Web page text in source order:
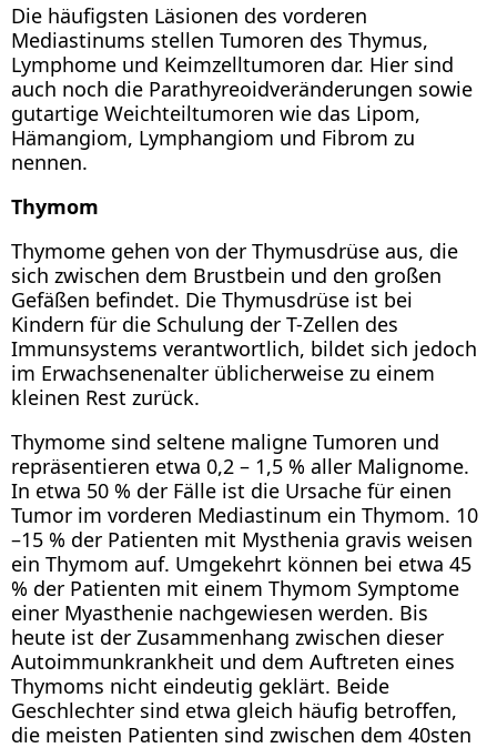
Die häufigsten Läsionen des vorderen
Mediastinums stellen Tumoren des Thymus,
Lymphome und Keimzelltumoren dar. Hier sind
auch noch die Parathyreoidveränderungen sowie
gutartige Weichteiltumoren wie das Lipom,
Hämangiom, Lymphangiom und Fibrom zu
nennen.
Thymom
Thymome gehen von der Thymusdrüse aus, die
sich zwischen dem Brustbein und den großen
Gefäßen befindet. Die Thymusdrüse ist bei
Kindern für die Schulung der T-Zellen des
Immunsystems verantwortlich, bildet sich jedoch
im Erwachsenenalter üblicherweise zu einem
kleinen Rest zurück.
Thymome sind seltene maligne Tumoren und
repräsentieren etwa 0,2 – 1,5 % aller Malignome.
In etwa 50 % der Fälle ist die Ursache für einen
Tumor im vorderen Mediastinum ein Thymom. 10
–15 % der Patienten mit Mysthenia gravis weisen
ein Thymom auf. Umgekehrt können bei etwa 45
% der Patienten mit einem Thymom Symptome
einer Myasthenie nachgewiesen werden. Bis
heute ist der Zusammenhang zwischen dieser
Autoimmunkrankheit und dem Auftreten eines
Thymoms nicht eindeutig geklärt. Beide
Geschlechter sind etwa gleich häufig betroffen,
die meisten Patienten sind zwischen dem 40sten